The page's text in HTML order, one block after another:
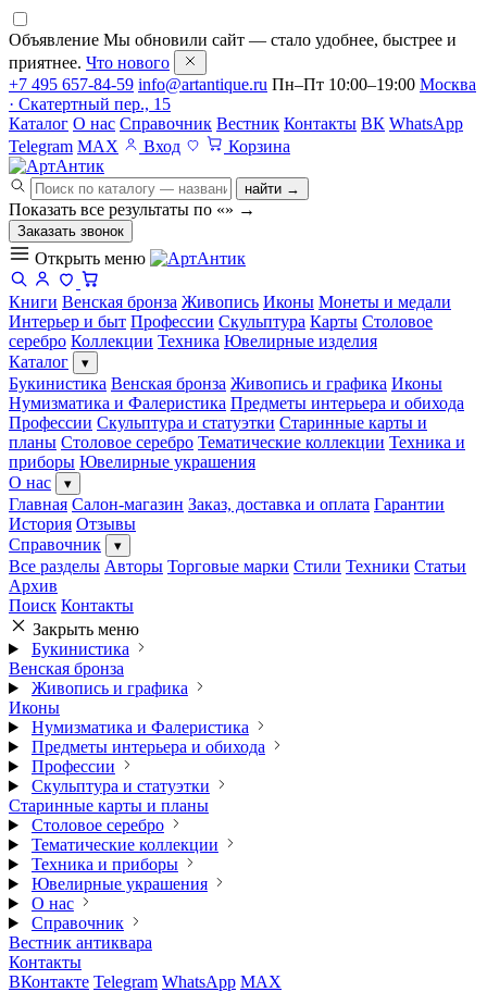
Объявление Мы обновили сайт — стало удобнее, быстрее и
приятнее. Что нового
+7 495 657-84-59 info@artantique.ru Пн–Пт 10:00–19:00 Москва
· Скатертный пер., 15
Каталог О нас Справочник Вестник Контакты ВК WhatsApp
Telegram MAX Вход Корзина
найти →
Показать все результаты по «» →
Заказать звонок
Открыть меню
Книги Венская бронза Живопись Иконы Монеты и медали
Интерьер и быт Профессии Скульптура Карты Столовое
серебро Коллекции Техника Ювелирные изделия
Каталог
▾
Букинистика Венская бронза Живопись и графика Иконы
Нумизматика и Фалеристика Предметы интерьера и обихода
Профессии Скульптура и статуэтки Старинные карты и
планы Столовое серебро Тематические коллекции Техника и
приборы Ювелирные украшения
О нас
▾
Главная Салон-магазин Заказ, доставка и оплата Гарантии
История Отзывы
Справочник
▾
Все разделы Авторы Торговые марки Стили Техники Статьи
Архив
Поиск Контакты
Закрыть меню
Букинистика
Венская бронза
Живопись и графика
Иконы
Нумизматика и Фалеристика
Предметы интерьера и обихода
Профессии
Скульптура и статуэтки
Старинные карты и планы
Столовое серебро
Тематические коллекции
Техника и приборы
Ювелирные украшения
О нас
Справочник
Вестник антиквара
Контакты
ВКонтакте Telegram WhatsApp MAX